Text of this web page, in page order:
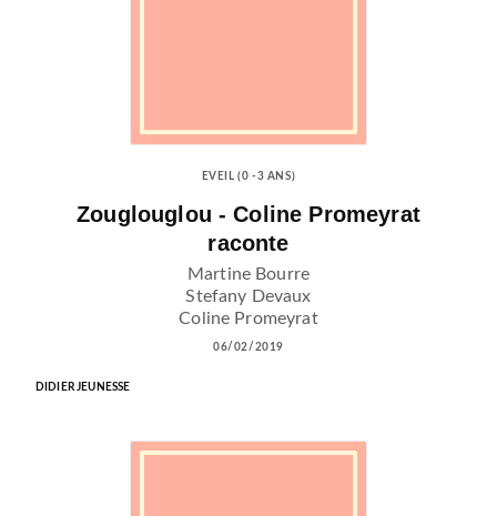
EVEIL (0 -3 ANS)
Zouglouglou - Coline Promeyrat
raconte
Martine Bourre
Stefany Devaux
Coline Promeyrat
06/02/2019
DIDIER JEUNESSE